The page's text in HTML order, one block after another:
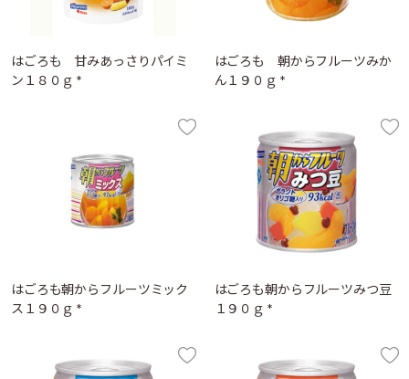
はごろも 甘みあっさりパイミ
ン１８０ｇ *
はごろも 朝からフルーツみか
ん１９０ｇ *
はごろも朝からフルーツミック
ス１９０ｇ *
はごろも朝からフルーツみつ豆
１９０ｇ *